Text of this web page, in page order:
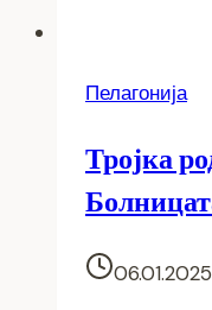
Пелагонија
Тројка
06.01.2025